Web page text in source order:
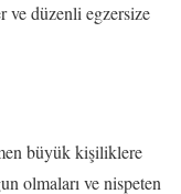
düzenli egzersize
büyük kişiliklere
olmaları ve nispeten